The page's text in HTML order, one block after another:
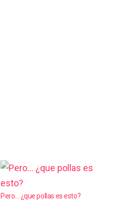
Pero… ¿que pollas es esto?